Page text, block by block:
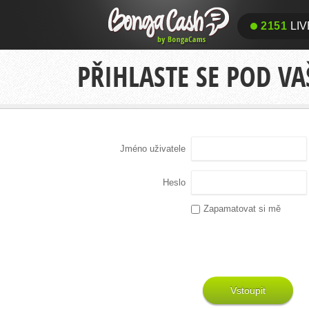
2151
PŘIHLASTE SE POD
Jméno uživatele
Heslo
Zapamatovat si mě
Vstoupit